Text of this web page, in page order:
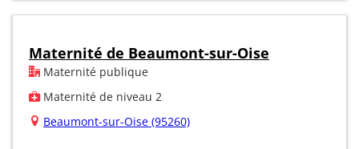
Maternité de Beaumont-sur-Oise
Maternité publique
Maternité de niveau 2
Beaumont-sur-Oise (95260)